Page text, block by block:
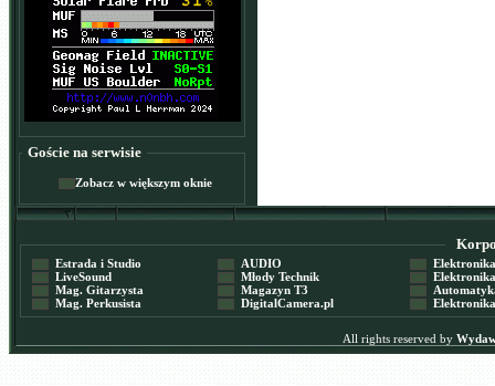
Goście na serwisie
Zobacz w większym oknie
Estrada i Studio
LiveSound
Mag. Gitarzysta
Mag. Perkusista
AUDIO
Młody Technik
Magazyn T3
DigitalCamera.pl
Elektronika
Elektronika
Automatyka
Elektronika
All rights reserved by